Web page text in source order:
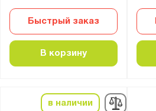
Быстрый заказ
В корзину
в наличии